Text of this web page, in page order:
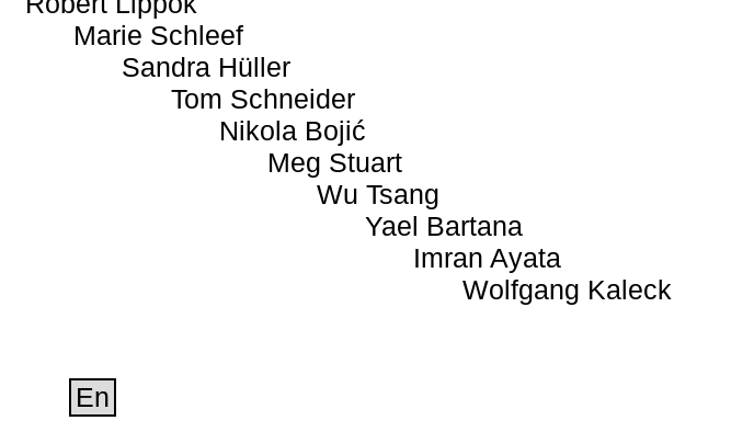
Marie Schleef
Sandra Hüller
Tom Schneider
Nikola Bojić
Meg Stuart
Wu Tsang
Yael Bartana
Imran Ayata
Wolfgang Kaleck
En